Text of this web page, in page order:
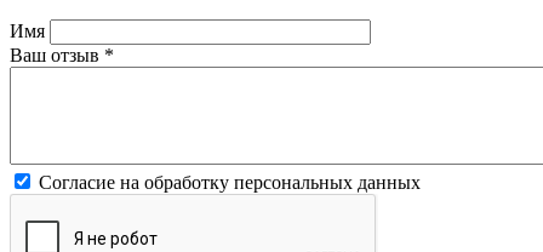
Имя
Ваш отзыв *
Согласие на обработку персональных данных